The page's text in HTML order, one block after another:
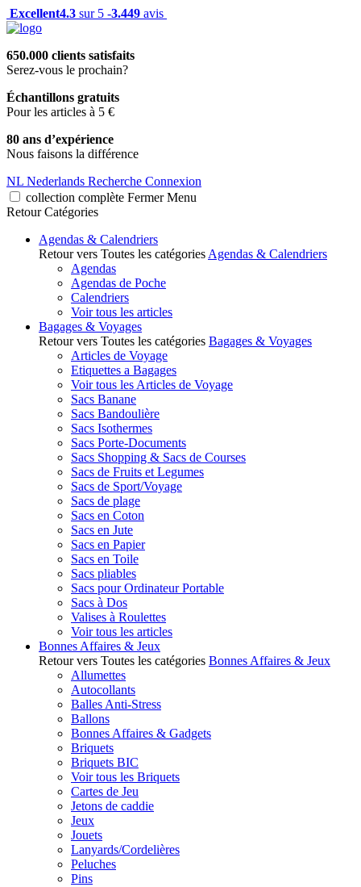
Excellent4.3 sur 5 -3.449 avis
650.000 clients satisfaits
Serez-vous le prochain?
Échantillons gratuits
Pour les articles à 5 €
80 ans d’expérience
Nous faisons la différence
NL Nederlands Recherche Connexion
collection complète Fermer Menu
Retour Catégories
Agendas & Calendriers
Retour vers Toutes les catégories Agendas & Calendriers
Agendas
Agendas de Poche
Calendriers
Voir tous les articles
Bagages & Voyages
Retour vers Toutes les catégories Bagages & Voyages
Articles de Voyage
Etiquettes a Bagages
Voir tous les Articles de Voyage
Sacs Banane
Sacs Bandoulière
Sacs Isothermes
Sacs Porte-Documents
Sacs Shopping & Sacs de Courses
Sacs de Fruits et Legumes
Sacs de Sport/Voyage
Sacs de plage
Sacs en Coton
Sacs en Jute
Sacs en Papier
Sacs en Toile
Sacs pliables
Sacs pour Ordinateur Portable
Sacs à Dos
Valises à Roulettes
Voir tous les articles
Bonnes Affaires & Jeux
Retour vers Toutes les catégories Bonnes Affaires & Jeux
Allumettes
Autocollants
Balles Anti-Stress
Ballons
Bonnes Affaires & Gadgets
Briquets
Briquets BIC
Voir tous les Briquets
Cartes de Jeu
Jetons de caddie
Jeux
Jouets
Lanyards/Cordelières
Peluches
Pins